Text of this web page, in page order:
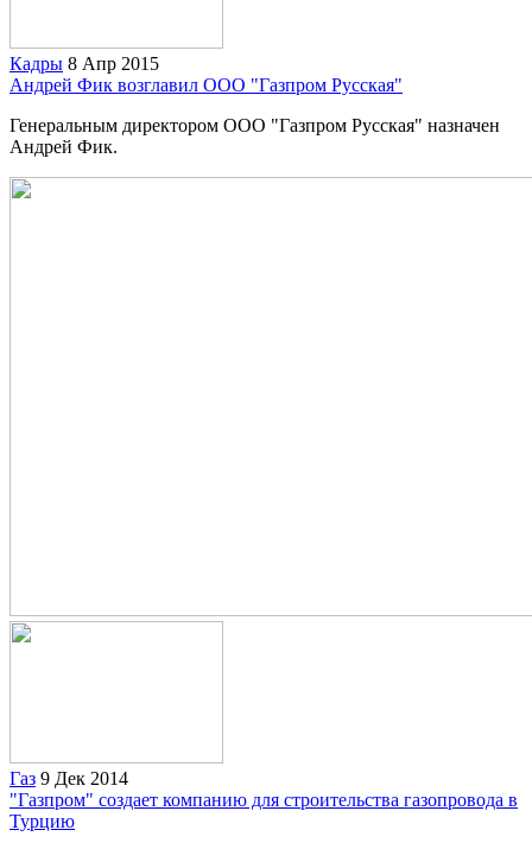
Кадры 8 Апр 2015
Андрей Фик возглавил ООО "Газпром Русская"
Генеральным директором ООО "Газпром Русская" назначен
Андрей Фик.
Газ 9 Дек 2014
"Газпром" создает компанию для строительства газопровода в
Турцию